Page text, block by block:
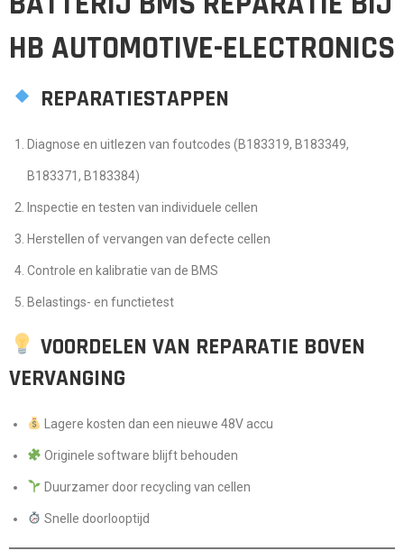
HB AUTOMOTIVE-ELECTRONICS
REPARATIESTAPPEN
Diagnose en uitlezen van foutcodes (B183319, B183349,
B183371, B183384)
Inspectie en testen van individuele cellen
Herstellen of vervangen van defecte cellen
Controle en kalibratie van de BMS
Belastings- en functietest
VOORDELEN VAN REPARATIE BOVEN
VERVANGING
Lagere kosten dan een nieuwe 48V accu
Originele software blijft behouden
Duurzamer door recycling van cellen
Snelle doorlooptijd